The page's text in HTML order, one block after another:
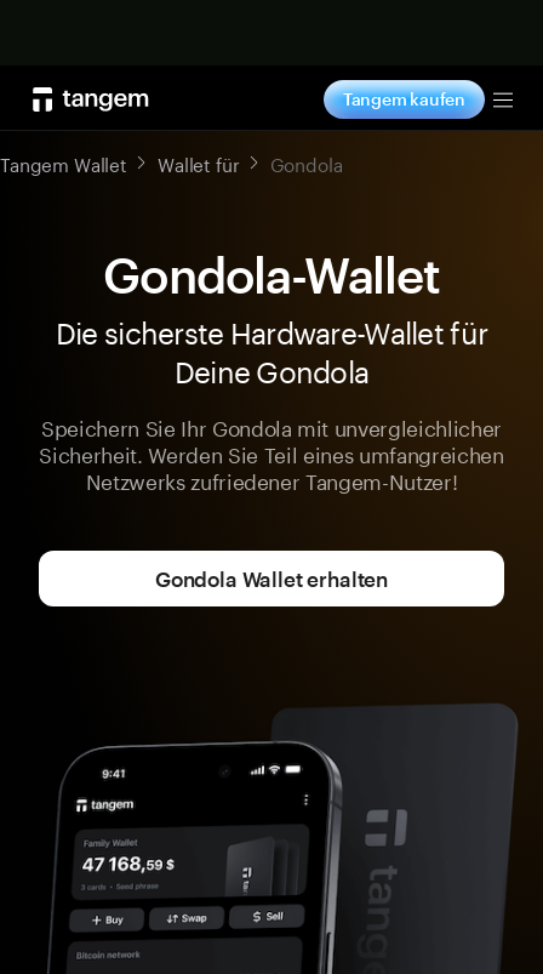
Tangem kaufen
Tangem Wallet Wallet für Gondola
Gondola-Wallet
Die sicherste Hardware-Wallet für
Deine Gondola
Speichern Sie Ihr Gondola mit unvergleichlicher
Sicherheit. Werden Sie Teil eines umfangreichen
Netzwerks zufriedener Tangem-Nutzer!
Gondola Wallet erhalten